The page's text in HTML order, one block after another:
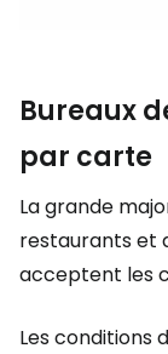
Bureaux
par carte
La grande
restaurants et
acceptent les
Les conditions